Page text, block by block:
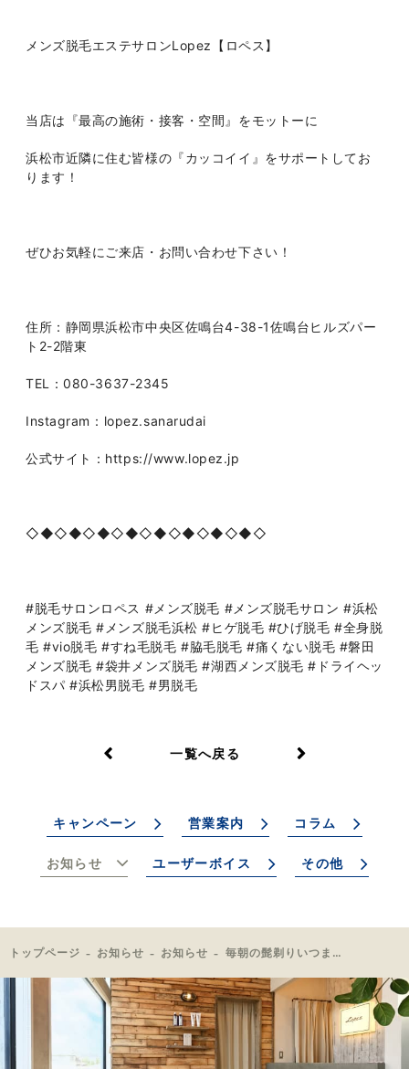
メンズ脱毛エステサロンLopez【ロペス】
当店は『最高の施術・接客・空間』をモットーに
浜松市近隣に住む皆様の『カッコイイ』をサポートしてお
ります！
ぜひお気軽にご来店・お問い合わせ下さい！
住所：静岡県浜松市中央区佐鳴台4-38-1佐鳴台ヒルズパー
ト2-2階東
TEL：080-3637-2345
Instagram：lopez.sanarudai
公式サイト：https://www.lopez.jp
◇◆◇◆◇◆◇◆◇◆◇◆◇◆◇◆◇
#脱毛サロンロペス #メンズ脱毛 #メンズ脱毛サロン #浜松
メンズ脱毛 #メンズ脱毛浜松 #ヒゲ脱毛 #ひげ脱毛 #全身脱
毛 #vio脱毛 #すね毛脱毛 #脇毛脱毛 #痛くない脱毛 #磐田
メンズ脱毛 #袋井メンズ脱毛 #湖西メンズ脱毛 #ドライヘッ
ドスパ #浜松男脱毛 #男脱毛
一覧へ戻る
キャンペーン 営業案内 コラム
お知らせ ユーザーボイス その他
トップページ お知らせ お知らせ 毎朝の髭剃りいつまで続けますか？